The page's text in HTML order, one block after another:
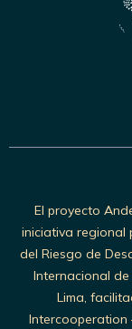
El proyecto
iniciativa regional
del Riesgo de
Internacional de
Lima,
Intercooperation